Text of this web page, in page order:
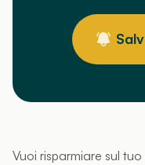
Vuoi risparmiare sul